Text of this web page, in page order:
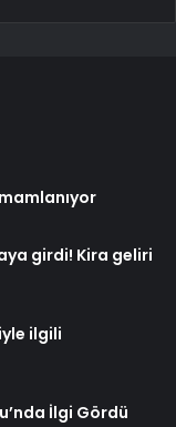
girdi! Kira geliri
ilgili
İlgi Gördü